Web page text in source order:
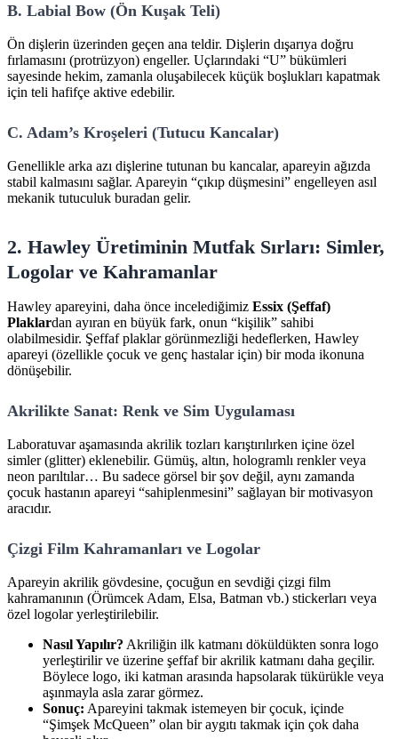
B. Labial Bow (Ön Kuşak Teli)
Ön dişlerin üzerinden geçen ana teldir. Dişlerin dışarıya doğru
fırlamasını (protrüzyon) engeller. Uçlarındaki “U” bükümleri
sayesinde hekim, zamanla oluşabilecek küçük boşlukları kapatmak
için teli hafifçe aktive edebilir.
C. Adam’s Kroşeleri (Tutucu Kancalar)
Genellikle arka azı dişlerine tutunan bu kancalar, apareyin ağızda
stabil kalmasını sağlar. Apareyin “çıkıp düşmesini” engelleyen asıl
mekanik tutuculuk buradan gelir.
2. Hawley Üretiminin Mutfak Sırları: Simler,
Logolar ve Kahramanlar
Hawley apareyini, daha önce incelediğimiz Essix (Şeffaf)
Plaklardan ayıran en büyük fark, onun “kişilik” sahibi
olabilmesidir. Şeffaf plaklar görünmezliği hedeflerken, Hawley
apareyi (özellikle çocuk ve genç hastalar için) bir moda ikonuna
dönüşebilir.
Akrilikte Sanat: Renk ve Sim Uygulaması
Laboratuvar aşamasında akrilik tozları karıştırılırken içine özel
simler (glitter) eklenebilir. Gümüş, altın, hologramlı renkler veya
neon parıltılar… Bu sadece görsel bir şov değil, aynı zamanda
çocuk hastanın apareyi “sahiplenmesini” sağlayan bir motivasyon
aracıdır.
Çizgi Film Kahramanları ve Logolar
Apareyin akrilik gövdesine, çocuğun en sevdiği çizgi film
kahramanının (Örümcek Adam, Elsa, Batman vb.) stickerları veya
özel logolar yerleştirilebilir.
Nasıl Yapılır? Akriliğin ilk katmanı döküldükten sonra logo
yerleştirilir ve üzerine şeffaf bir akrilik katmanı daha geçilir.
Böylece logo, iki katman arasında hapsolarak tükürükle veya
aşınmayla asla zarar görmez.
Sonuç: Apareyini takmak istemeyen bir çocuk, içinde
“Şimşek McQueen” olan bir aygıtı takmak için çok daha